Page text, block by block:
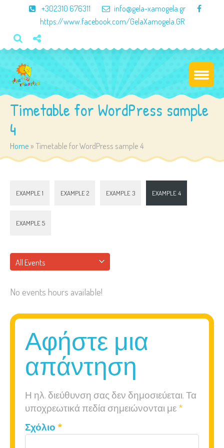
+302310 676311
info@gela-xamogela.gr
https://www.facebook.com/GelaXamogela.GR
Timetable for WordPress sample
4
Home » Timetable for WordPress sample 4
EXAMPLE 1 EXAMPLE 2 EXAMPLE 3 EXAMPLE 4
EXAMPLE 5
All Events
No events hours available!
Αφήστε μια
απάντηση
Η ηλ. διεύθυνση σας δεν δημοσιεύεται. Τα
υποχρεωτικά πεδία σημειώνονται με*
Σχόλιο *
not
They are
to function.
In order for